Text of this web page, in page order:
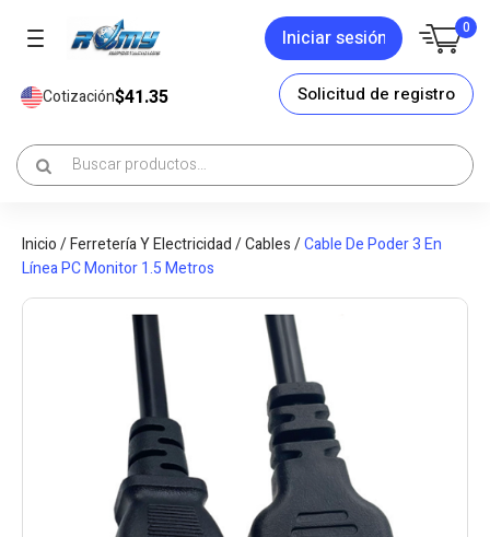
Iniciar sesión 0
Cotización$41.35 Solicitud de registro
Inicio/Ferretería Y Electricidad/Cables/Cable De Poder 3 En
Línea PC Monitor 1.5 Metros